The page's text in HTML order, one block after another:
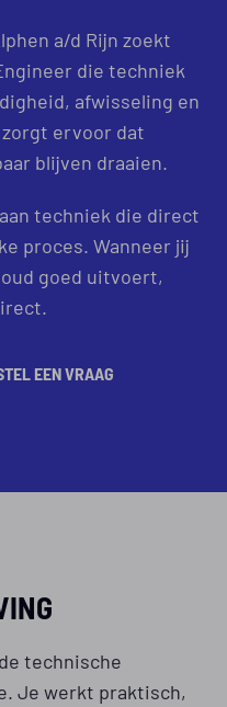
a/d Rijn zoekt
die techniek
afwisseling en
ervoor dat
blijven draaien.
techniek die direct
proces. Wanneer jij
goed uitvoert,
EEN VRAAG
technische
Je werkt praktisch,